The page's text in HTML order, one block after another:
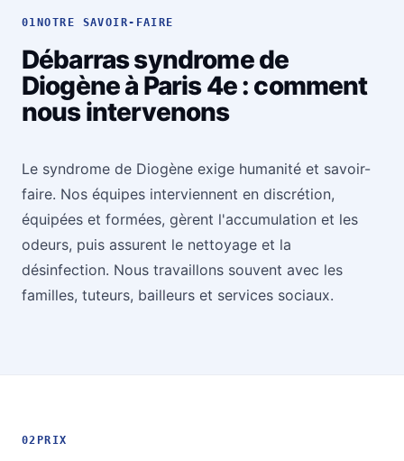
01 NOTRE SAVOIR-FAIRE
Débarras syndrome de
Diogène à Paris 4e : comment
nous intervenons
Le syndrome de Diogène exige humanité et savoir-
faire. Nos équipes interviennent en discrétion,
équipées et formées, gèrent l'accumulation et les
odeurs, puis assurent le nettoyage et la
désinfection. Nous travaillons souvent avec les
familles, tuteurs, bailleurs et services sociaux.
02 PRIX